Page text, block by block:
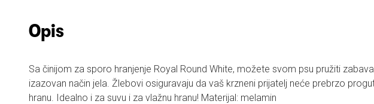
Opis
Sa činijom za sporo hranjenje Royal Round White, možete svom psu pružiti
izazovan način jela. Žlebovi osiguravaju da vaš krzneni prijatelj neće prebrzo
hranu. Idealno i za suvu i za vlažnu hranu! Materijal: melamin